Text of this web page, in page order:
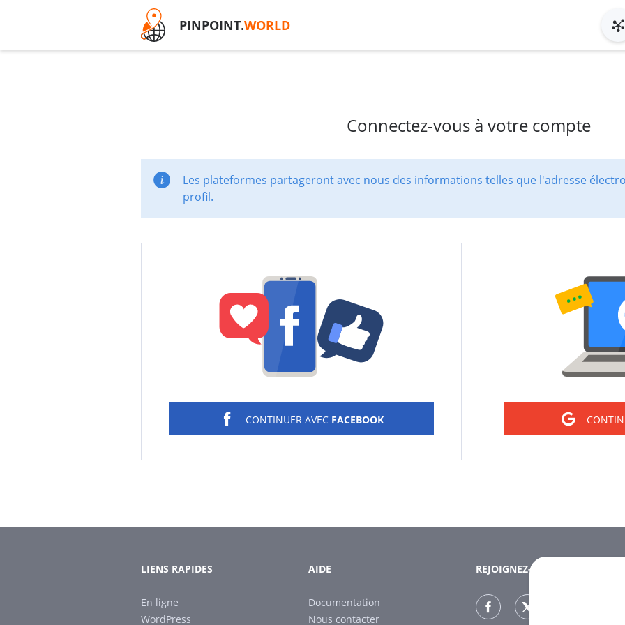
PINPOINT.WORLD
Connectez-vous à votre compte
Les plateformes partageront avec nous des informations telles que l'adresse
profil.
CONTINUER AVEC FACEBOOK
LIENS RAPIDES
En ligne
WordPress
AIDE
Documentation
Nous contacter
REJOIGNEZ-NOUS